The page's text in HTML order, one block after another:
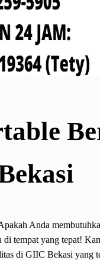
Anda
di tempat yang tepat!
di GIIC Bekasi yang